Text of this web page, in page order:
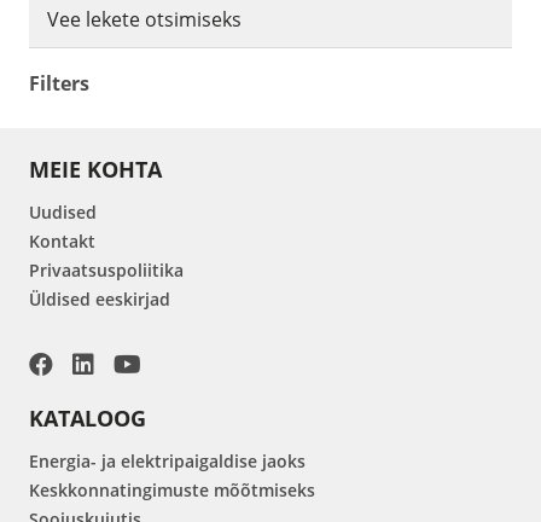
Vee lekete otsimiseks
Filters
MEIE KOHTA
Uudised
Kontakt
Privaatsuspoliitika
Üldised eeskirjad
KATALOOG
Energia- ja elektripaigaldise jaoks
Keskkonnatingimuste mõõtmiseks